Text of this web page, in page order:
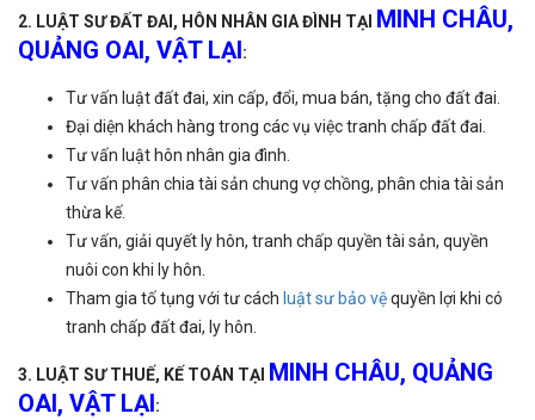
2. LUẬT SƯ ĐẤT ĐAI, HÔN NHÂN GIA ĐÌNH TẠI MINH CHÂU,
QUẢNG OAI, VẬT LẠI:
Tư vấn luật đất đai, xin cấp, đổi, mua bán, tặng cho đất đai.
Đại diện khách hàng trong các vụ việc tranh chấp đất đai.
Tư vấn luật hôn nhân gia đình.
Tư vấn phân chia tài sản chung vợ chồng, phân chia tài sản
thừa kế.
Tư vấn, giải quyết ly hôn, tranh chấp quyền tài sản, quyền
nuôi con khi ly hôn.
Tham gia tố tụng với tư cách luật sư bảo vệquyền lợi khi có
tranh chấp đất đai, ly hôn.
3. LUẬT SƯ THUẾ, KẾ TOÁN TẠI MINH CHÂU, QUẢNG
OAI, VẬT LẠI: